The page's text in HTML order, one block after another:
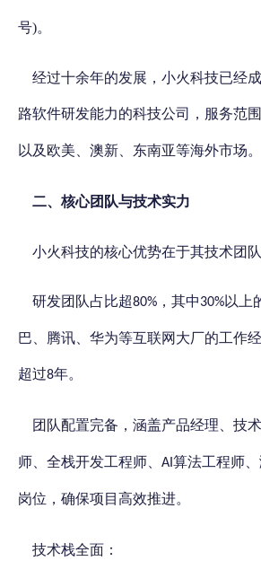
号)。
经过十余年的发展，小火科技已经
路软件研发能力的科技公司，服务范
以及欧美、澳新、东南亚等海外市场。
二、 核心团队与技术实力
小火科技的核心优势在于其技术团
研发团队占比超80% ，其中30%以上
巴、腾讯、华为等互联网大厂的工作
超过8年。
团队配置完备，涵盖产品经理、技术
师、全栈开发工程师、 AI 算法工程师
岗位，确保项目高效推进。
技术栈全面：